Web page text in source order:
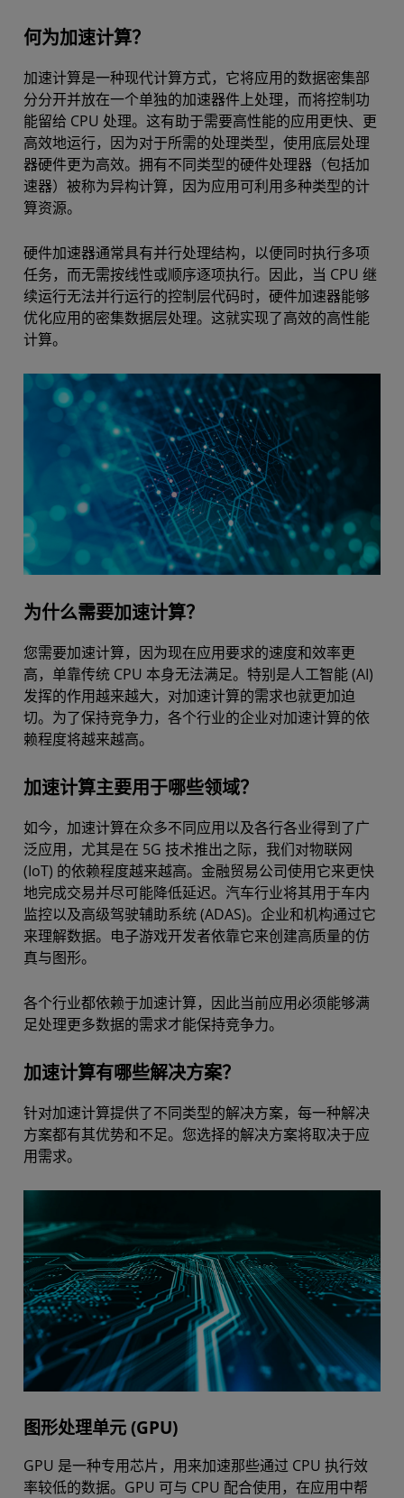
何为加速计算？
加速计算是一种现代计算方式，它将应用的数据密集部
分分开并放在一个单独的加速器件上处理，而将控制功
能留给 CPU 处理。这有助于需要高性能的应用更快、更
高效地运行，因为对于所需的处理类型，使用底层处理
器硬件更为高效。拥有不同类型的硬件处理器（包括加
速器）被称为异构计算，因为应用可利用多种类型的计
算资源。
硬件加速器通常具有并行处理结构，以便同时执行多项
任务，而无需按线性或顺序逐项执行。因此，当 CPU 继
续运行无法并行运行的控制层代码时，硬件加速器能够
优化应用的密集数据层处理。这就实现了高效的高性能
计算。
为什么需要加速计算？
您需要加速计算，因为现在应用要求的速度和效率更
高，单靠传统 CPU 本身无法满足。特别是人工智能 (AI)
发挥的作用越来越大，对加速计算的需求也就更加迫
切。为了保持竞争力，各个行业的企业对加速计算的依
赖程度将越来越高。
加速计算主要用于哪些领域？
如今，加速计算在众多不同应用以及各行各业得到了广
泛应用，尤其是在 5G 技术推出之际，我们对物联网
(IoT) 的依赖程度越来越高。金融贸易公司使用它来更快
地完成交易并尽可能降低延迟。汽车行业将其用于车内
监控以及高级驾驶辅助系统 (ADAS)。企业和机构通过它
来理解数据。电子游戏开发者依靠它来创建高质量的仿
真与图形。
各个行业都依赖于加速计算，因此当前应用必须能够满
足处理更多数据的需求才能保持竞争力。
加速计算有哪些解决方案？
针对加速计算提供了不同类型的解决方案，每一种解决
方案都有其优势和不足。您选择的解决方案将取决于应
用需求。
图形处理单元 (GPU)
GPU 是一种专用芯片，用来加速那些通过 CPU 执行效
率较低的数据。GPU 可与 CPU 配合使用，在应用中帮